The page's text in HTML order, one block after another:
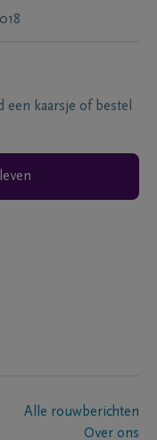
kaarsje of bestel
Alle rouwberichten
Over ons